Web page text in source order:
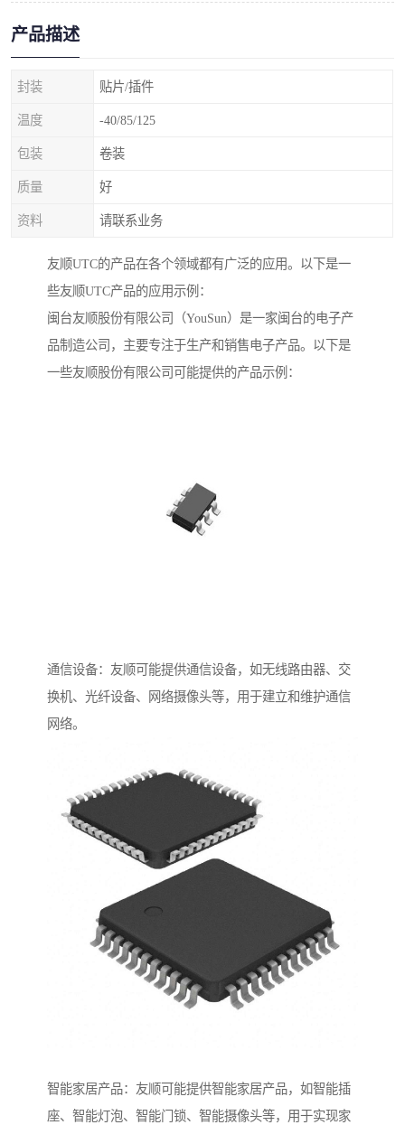
产品描述
封装 贴片/插件
温度 -40/85/125
包装 卷装
质量 好
资料 请联系业务
友顺UTC的产品在各个领域都有广泛的应用。以下是一
些友顺UTC产品的应用示例：
闽台友顺股份有限公司（YouSun）是一家闽台的电子产
品制造公司，主要专注于生产和销售电子产品。以下是
一些友顺股份有限公司可能提供的产品示例：
通信设备：友顺可能提供通信设备，如无线路由器、交
换机、光纤设备、网络摄像头等，用于建立和维护通信
网络。
智能家居产品：友顺可能提供智能家居产品，如智能插
座、智能灯泡、智能门锁、智能摄像头等，用于实现家